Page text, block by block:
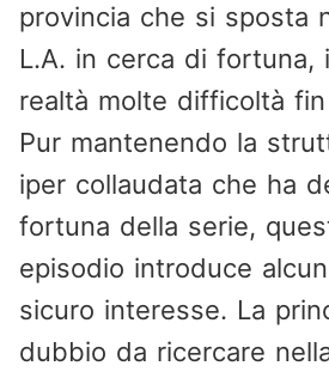
provincia che si sposta
L.A. in cerca di fortuna,
realtà molte difficoltà
Pur mantenendo la
iper collaudata che ha
fortuna della serie,
episodio introduce
sicuro interesse. La
dubbio da ricercare